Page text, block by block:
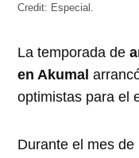
Credit: Especial.
La temporada de
en Akumal
optimistas para el
Durante el mes